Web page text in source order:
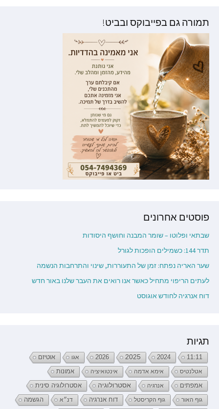
תמורה גם בפייבוקס ובביט!
פוסטים אחרונים
שבתאי ופלוטו – שומר המבנה וחושף היסודות
תדר 144: כשמילים הופכות לגורל
שער האריה נפתח: זמן של התעוררות, שינוי והתרחבות הנשמה
לעתים הריפוי מתחיל כאשר אנו רואים את העבר שלנו באור חדש
דוח אנרגיה לחודש אוגוסט
תגיות
11:11
2024
2025
2026 אגו אוטיזם
אטלנטיס אימא אדמה אינטואיציה אמונות
אמפתים אנרגיה אסטרולוגיה אסטרולוגיה סינית
גוף האור גוף הקריסטל דוח אנרגיה דנ״א הגשמה